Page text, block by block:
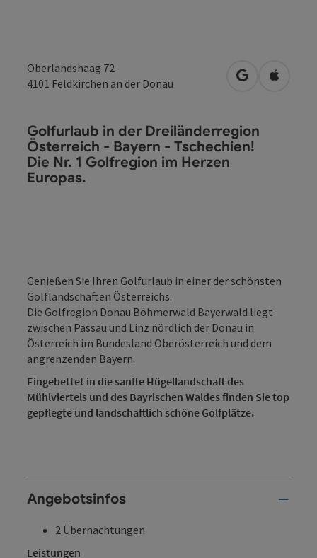
Oberlandshaag 72
4101 Feldkirchen an der Donau in Google
in
Golfurlaub in der Dreiländerregion
Österreich - Bayern - Tschechien!
Die Nr. 1 Golfregion im Herzen
Europas.
Genießen Sie Ihren Golfurlaub in einer der schönsten
Golflandschaften Österreichs.
Die Golfregion Donau Böhmerwald Bayerwald liegt
zwischen Passau und Linz nördlich der Donau in
Österreich im Bundesland Oberösterreich und dem
angrenzenden Bayern.
Eingebettet in die sanfte Hügellandschaft des
Mühlviertels und des Bayrischen Waldes finden Sie top
gepflegte und landschaftlich schöne Golfplätze.
Angebotsinfos
2 Übernachtungen
Leistungen